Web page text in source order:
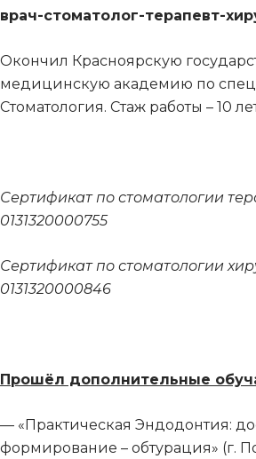
врач-стоматолог-терапевт-
Окончил Красноярскую
медицинскую академию по
Стоматология. Стаж работы – 10
Сертификат по стоматологии
0131320000755
Сертификат по стоматологии
0131320000846
Прошёл дополнительные
— «Практическая Эндодонтия:
формирование – обтурация» (г.